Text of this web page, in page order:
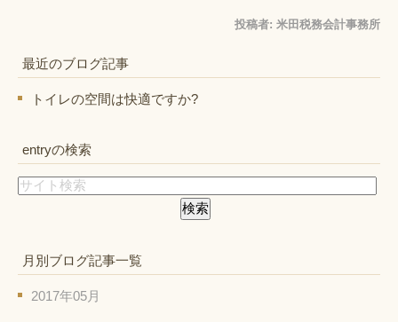
投稿者: 米田税務会計事務所
最近のブログ記事
トイレの空間は快適ですか?
entryの検索
月別ブログ記事一覧
2017年05月